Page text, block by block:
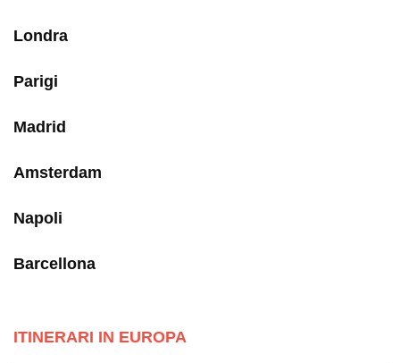
Londra
Parigi
Madrid
Amsterdam
Napoli
Barcellona
ITINERARI IN EUROPA